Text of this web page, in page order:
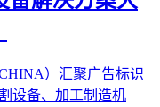
）汇聚广告标识
设备、加工制造机